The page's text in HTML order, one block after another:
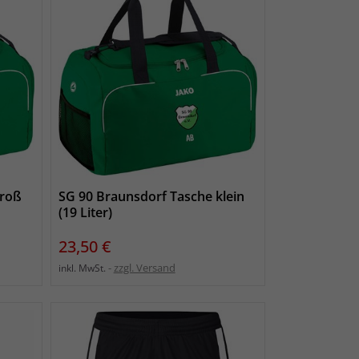
SG 90 Braunsdorf Tasche klein
(19 Liter)
Preis
23,50 €
inkl. MwSt. zzgl. Versand